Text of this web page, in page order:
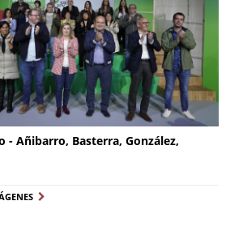
- Añibarro, Basterra, González,